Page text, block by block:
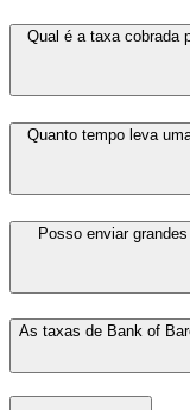
Qual é a taxa cobrada
Quanto tempo leva
Posso enviar
As taxas de Bank of